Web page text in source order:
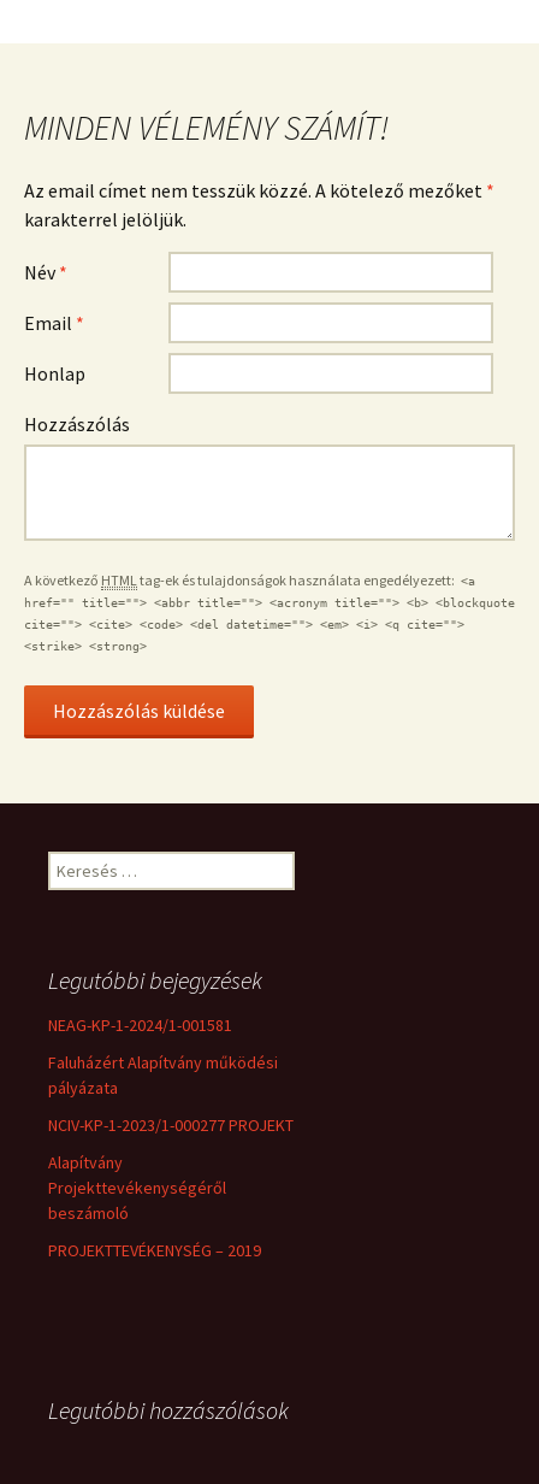
MINDEN VÉLEMÉNY SZÁMÍT!
Az email címet nem tesszük közzé. A kötelező mezőket *
karakterrel jelöljük.
Név*
Email *
Honlap
Hozzászólás
A következő HTMLtag-ek és tulajdonságok használata engedélyezett: <a
href="" title=""> <abbr title=""> <acronym title=""> <b> <blockquote
cite=""> <cite> <code> <del datetime=""> <em> <i> <q cite="">
<strike> <strong>
Keresés:
Legutóbbi bejegyzések
NEAG-KP-1-2024/1-001581
Faluházért Alapítvány működési
pályázata
NCIV-KP-1-2023/1-000277 PROJEKT
Alapítvány
Projekttevékenységéről
beszámoló
PROJEKTTEVÉKENYSÉG – 2019
Legutóbbi hozzászólások